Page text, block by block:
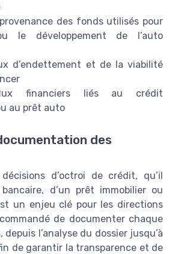
des fonds utilisés pour
le développement de l’auto
d’endettement et de la viabilité
financiers liés au crédit
au prêt auto
des
d’octroi de crédit, qu’il
bancaire, d’un prêt immobilier ou
un enjeu clé pour les directions
de documenter chaque
l’analyse du dossier jusqu’à
de garantir la transparence et de